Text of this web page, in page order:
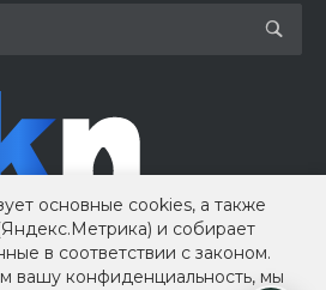
В корзину
основные cookies, а также
и собирает
в соответствии с законом.
вашу конфиденциальность, мы